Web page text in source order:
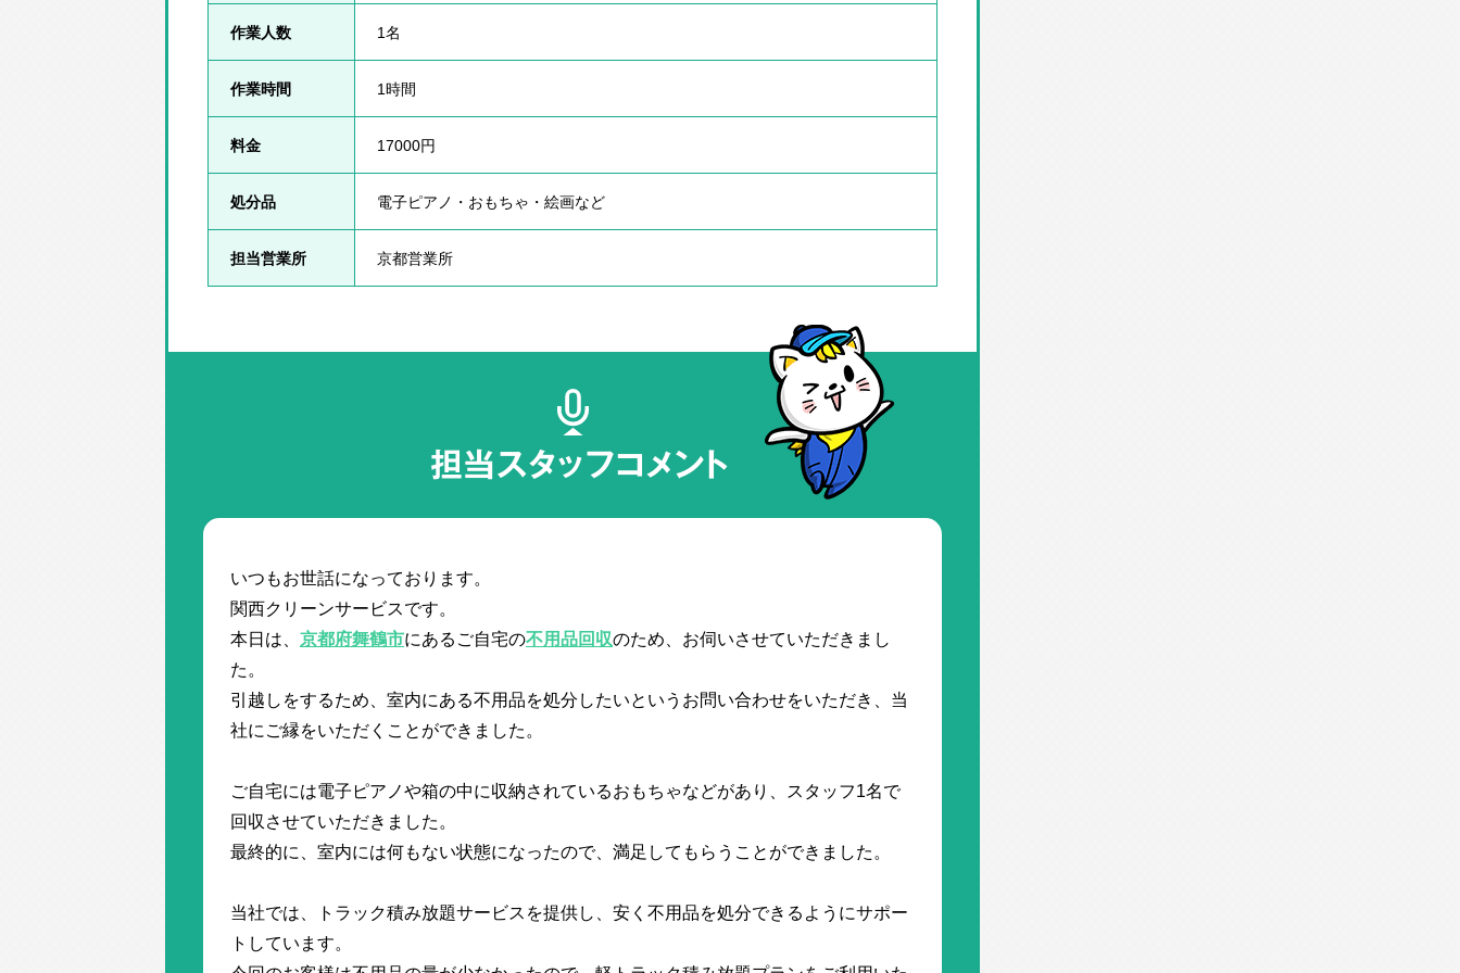
作業人数 1名
作業時間 1時間
料金 17000円
処分品 電子ピアノ・おもちゃ・絵画など
担当営業所 京都営業所
担当スタッフコメント
いつもお世話になっております。
関西クリーンサービスです。
本日は、 京都府舞鶴市にあるご自宅の不用品回収のため、お伺いさせていただきまし
た。
引越しをするため、室内にある不用品を処分したいというお問い合わせをいただき、当
社にご縁をいただくことができました。
ご自宅には電子ピアノや箱の中に収納されているおもちゃなどがあり、スタッフ1名で
回収させていただきました。
最終的に、室内には何もない状態になったので、満足してもらうことができました。
当社では、トラック積み放題サービスを提供し、安く不用品を処分できるようにサポー
トしています。